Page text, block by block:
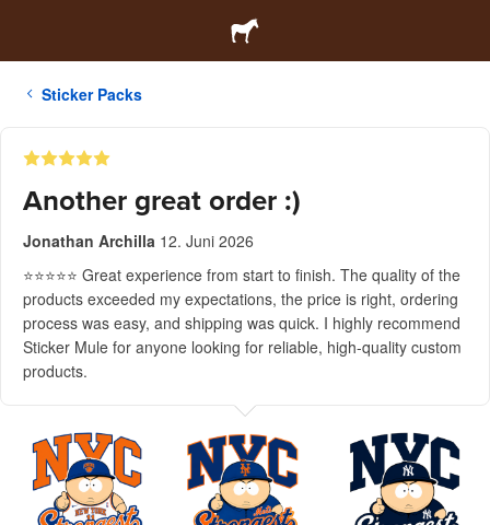
Sticker Packs
Another great order :)
Jonathan Archilla 12. Juni 2026
⭐⭐⭐⭐⭐ Great experience from start to finish. The quality of the
products exceeded my expectations, the price is right, ordering
process was easy, and shipping was quick. I highly recommend
Sticker Mule for anyone looking for reliable, high-quality custom
products.